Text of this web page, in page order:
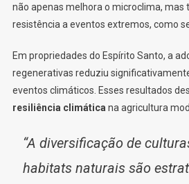
não apenas melhora o microclima,
resistência a eventos extremos, como
Em propriedades do Espírito Santo, a
regenerativas reduziu
eventos climáticos. Esses resultados
resiliência climática na agricultura
“A diversificação de
habitats naturais são